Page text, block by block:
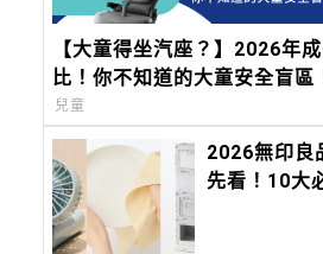
【大童得坐汽座？】2026年
比！你不知道的大童安全盲區
兒童
2026無印良
先看！10大